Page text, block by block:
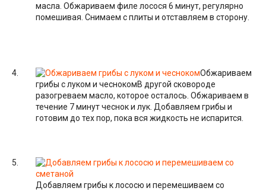
масла. Обжариваем филе лосося 6 минут, регулярно
помешивая. Снимаем с плиты и отставляем в сторону.
Обжариваем
грибы с луком и чеснокомВ другой сковороде
разогреваем масло, которое осталось. Обжариваем в
течение 7 минут чеснок и лук. Добавляем грибы и
готовим до тех пор, пока вся жидкость не испарится.
Добавляем грибы к лососю и перемешиваем со